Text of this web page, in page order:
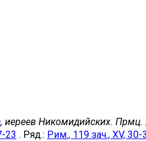
, иереев Никомидийских. Прмц.
23 . Ряд.: Рим., 119 зач., XV, 30-